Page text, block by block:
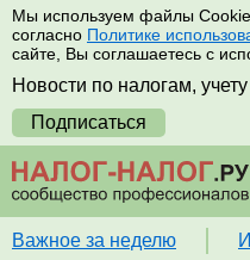
Мы используем файлы
согласно Политике
сайте, Вы соглашаетесь с
Новости по налогам,
Подписаться
Важное за неделю